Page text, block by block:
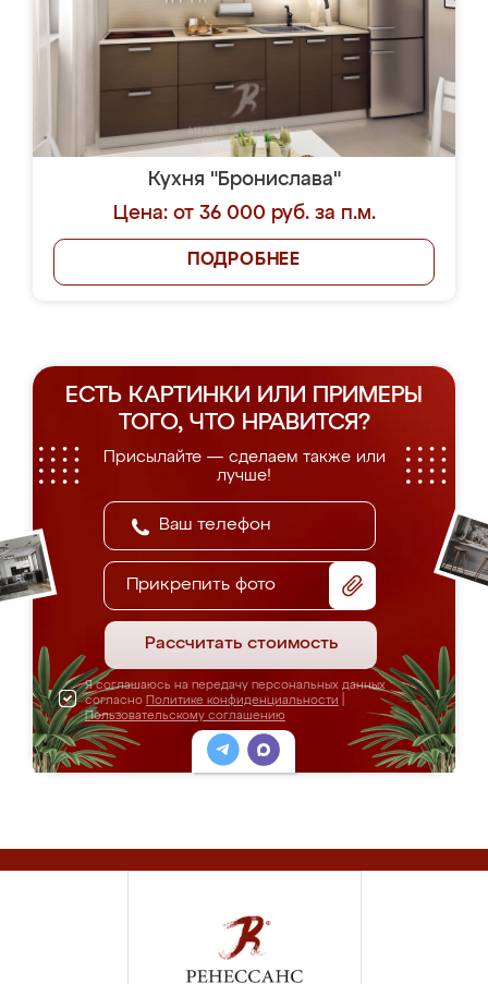
Кухня "Бронислава"
Цена: от 36 000 руб. за п.м.
ПОДРОБНЕЕ
ЕСТЬ КАРТИНКИ ИЛИ ПРИМЕРЫ
ТОГО, ЧТО НРАВИТСЯ?
Присылайте — сделаем также или
лучше!
Прикрепить фото
Рассчитать стоимость
Я соглашаюсь на передачу персональных данных
согласно Политике конфиденциальности
Пользовательскому соглашению